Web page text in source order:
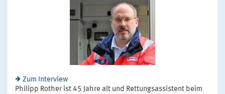
Zum Interview
Philipp Rother ist 45 Jahre alt und Rettungsassistent beim